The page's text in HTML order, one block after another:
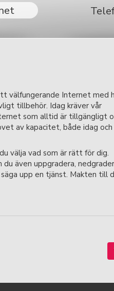
välfungerande Internet med
tillbehör. Idag kräver vår
som alltid är tillgängligt
av kapacitet, både idag och
välja vad som är rätt för dig.
du även uppgradera,
upp en tjänst. Makten till